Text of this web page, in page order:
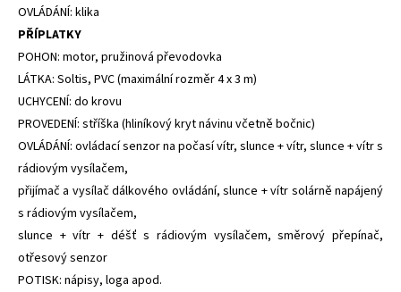
OVLÁDÁNÍ: klika
PŘÍPLATKY
POHON: motor, pružinová převodovka
LÁTKA: Soltis, PVC (maximální rozměr 4 x 3 m)
UCHYCENÍ: do krovu
PROVEDENÍ: stříška (hliníkový kryt návinu včetně bočnic)
OVLÁDÁNÍ: ovládací senzor na počasí vítr, slunce + vítr, slunce + vítr s
rádiovým vysílačem,
přijímač a vysílač dálkového ovládání, slunce + vítr solárně napájený
s rádiovým vysílačem,
slunce + vítr + déšť s rádiovým vysílačem, směrový přepínač,
otřesový senzor
POTISK: nápisy, loga apod.